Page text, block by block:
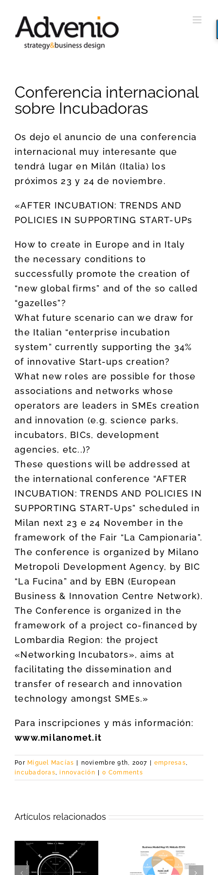
contenido
Conferencia internacional
sobre Incubadoras
Os dejo el anuncio de una conferencia
internacional muy interesante que
tendrá lugar en Milán (Italia) los
próximos 23 y 24 de noviembre.
«AFTER INCUBATION: TRENDS AND
POLICIES IN SUPPORTING START-UPs
How to create in Europe and in Italy
the necessary conditions to
successfully promote the creation of
“new global firms” and of the so called
“gazelles”?
What future scenario can we draw for
the Italian “enterprise incubation
system” currently supporting the 34%
of innovative Start-ups creation?
What new roles are possible for those
associations and networks whose
operators are leaders in SMEs creation
and innovation (e.g. science parks,
incubators, BICs, development
agencies, etc..)?
These questions will be addressed at
the international conference “AFTER
INCUBATION: TRENDS AND POLICIES IN
SUPPORTING START-Ups” scheduled in
Milan next 23 e 24 November in the
framework of the Fair “La Campionaria”.
The conference is organized by Milano
Metropoli Development Agency, by BIC
“La Fucina” and by EBN (European
Business & Innovation Centre Network).
The Conference is organized in the
framework of a project co-financed by
Lombardia Region: the project
«Networking Incubators», aims at
facilitating the dissemination and
transfer of research and innovation
technology amongst SMEs.»
Para inscripciones y más información:
www.milanomet.it
Por Miguel Macías noviembre 9th, 2007 empresas,
incubadoras,innovación 0 Comments
Artículos relacionados
EDV©, nueva
¿Cuál es el camino